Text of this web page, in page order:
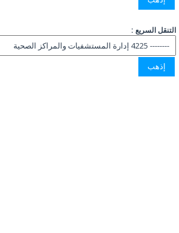
التنقل السريع :